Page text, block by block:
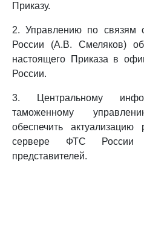
Приказу.
2. Управлению по связям
России (А.В. Смеляков)
настоящего Приказа в
России.
3. Центральному
таможенному
обеспечить
сервере ФТС России
представителей.